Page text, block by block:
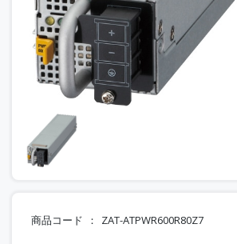
商品コード ZAT-ATPWR600R80Z7